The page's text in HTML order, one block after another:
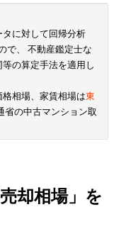
に対して回帰分析
で、 不動産鑑定士な
の算定手法を適用し
相場、家賃相場は東
省の中古マンション取
却相場」を